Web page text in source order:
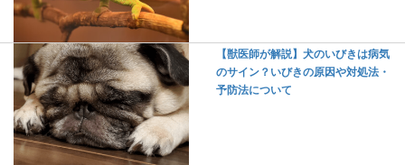
【獣医師が解説】犬のいびきは病気
のサイン？いびきの原因や対処法・
予防法について